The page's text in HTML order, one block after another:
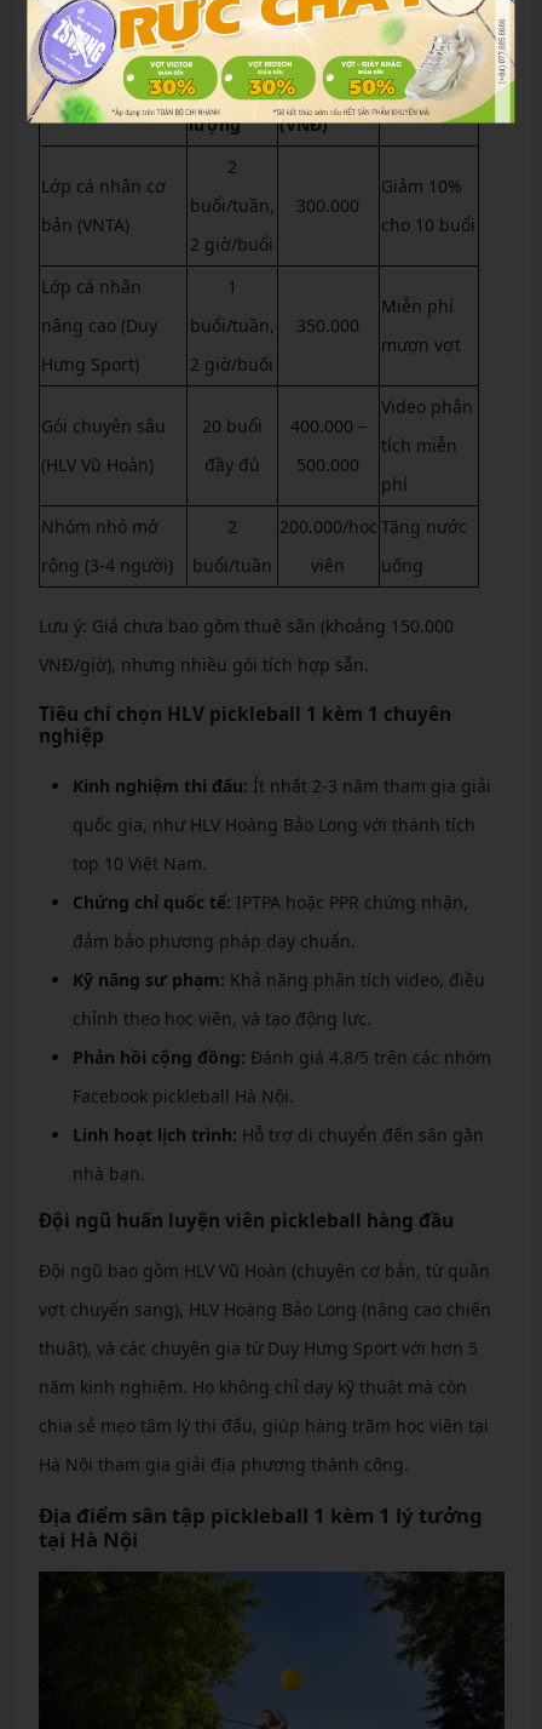
Bảng giá học pickleball 1 kèm 1 mới nhất
Gói học
Thời
lượng
Giá/giờ
(VNĐ)
Ưu đãi
Lớp cá nhân cơ
bản (VNTA)
2
buổi/tuần,
2 giờ/buổi
300.000
Giảm 10%
cho 10 buổi
Lớp cá nhân
nâng cao (Duy
Hưng Sport)
1
buổi/tuần,
2 giờ/buổi
350.000
Miễn phí
mượn vợt
Gói chuyên sâu
(HLV Vũ Hoàn)
20 buổi
đầy đủ
400.000 –
500.000
Video phân
tích miễn
phí
Nhóm nhỏ mở
rộng (3-4 người)
2
buổi/tuần
200.000/học
viên
Tặng nước
uống
Lưu ý: Giá chưa bao gồm thuê sân (khoảng 150.000
VNĐ/giờ), nhưng nhiều gói tích hợp sẵn.
Tiêu chí chọn HLV pickleball 1 kèm 1 chuyên
nghiệp
Kinh nghiệm thi đấu: Ít nhất 2-3 năm tham gia giải
quốc gia, như HLV Hoàng Bảo Long với thành tích
top 10 Việt Nam.
Chứng chỉ quốc tế: IPTPA hoặc PPR chứng nhận,
đảm bảo phương pháp dạy chuẩn.
Kỹ năng sư phạm: Khả năng phân tích video, điều
chỉnh theo học viên, và tạo động lực.
Phản hồi cộng đồng: Đánh giá 4.8/5 trên các nhóm
Facebook pickleball Hà Nội.
Linh hoạt lịch trình: Hỗ trợ di chuyển đến sân gần
nhà bạn.
Đội ngũ huấn luyện viên pickleball hàng đầu
Đội ngũ bao gồm HLV Vũ Hoàn (chuyên cơ bản, từ quần
vợt chuyển sang), HLV Hoàng Bảo Long (nâng cao chiến
thuật), và các chuyên gia từ Duy Hưng Sport với hơn 5
năm kinh nghiệm. Họ không chỉ dạy kỹ thuật mà còn
chia sẻ mẹo tâm lý thi đấu, giúp hàng trăm học viên tại
Hà Nội tham gia giải địa phương thành công.
Địa điểm sân tập pickleball 1 kèm 1 lý tưởng
tại Hà Nội